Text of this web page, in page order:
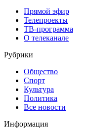
Прямой эфир
Телепроекты
ТВ-программа
О телеканале
Рубрики
Общество
Спорт
Культура
Политика
Все новости
Информация